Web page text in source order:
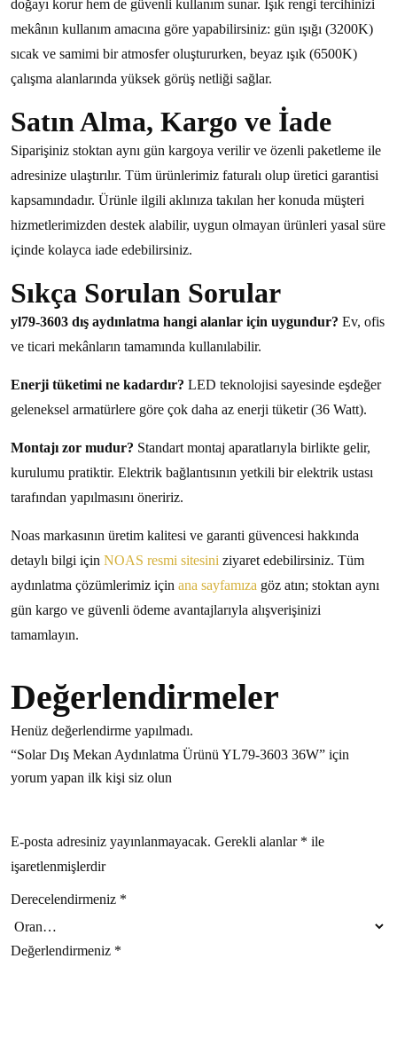
doğayı korur hem de güvenli kullanım sunar. Işık rengi tercihinizi
mekânın kullanım amacına göre yapabilirsiniz: gün ışığı (3200K)
sıcak ve samimi bir atmosfer oluştururken, beyaz ışık (6500K)
çalışma alanlarında yüksek görüş netliği sağlar.
Satın Alma, Kargo ve İade
Siparişiniz stoktan aynı gün kargoya verilir ve özenli paketleme ile
adresinize ulaştırılır. Tüm ürünlerimiz faturalı olup üretici garantisi
kapsamındadır. Ürünle ilgili aklınıza takılan her konuda müşteri
hizmetlerimizden destek alabilir, uygun olmayan ürünleri yasal süre
içinde kolayca iade edebilirsiniz.
Sıkça Sorulan Sorular
yl79-3603 dış aydınlatma hangi alanlar için uygundur? Ev, ofis
ve ticari mekânların tamamında kullanılabilir.
Enerji tüketimi ne kadardır? LED teknolojisi sayesinde eşdeğer
geleneksel armatürlere göre çok daha az enerji tüketir (36 Watt).
Montajı zor mudur? Standart montaj aparatlarıyla birlikte gelir,
kurulumu pratiktir. Elektrik bağlantısının yetkili bir elektrik ustası
tarafından yapılmasını öneririz.
Noas markasının üretim kalitesi ve garanti güvencesi hakkında
detaylı bilgi için NOAS resmi sitesini ziyaret edebilirsiniz. Tüm
aydınlatma çözümlerimiz için ana sayfamıza göz atın; stoktan aynı
gün kargo ve güvenli ödeme avantajlarıyla alışverişinizi
tamamlayın.
Değerlendirmeler
Henüz değerlendirme yapılmadı.
“Solar Dış Mekan Aydınlatma Ürünü YL79-3603 36W” için
yorum yapan ilk kişi siz olun
E-posta adresiniz yayınlanmayacak. Gerekli alanlar * ile
işaretlenmişlerdir
Derecelendirmeniz *
Değerlendirmeniz *